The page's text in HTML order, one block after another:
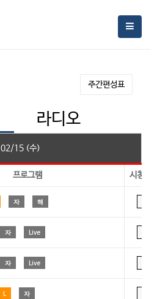
라디오
주간편성표
02/15 (수)
프로그램 시청등
자 해
자 Live
자 Live
L 자